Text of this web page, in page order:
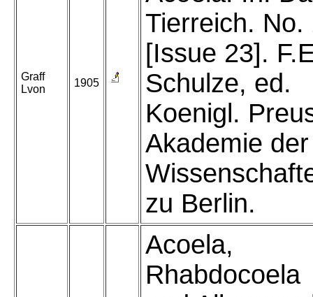
Graff
Lvon
1905
Tierreich. No.
[Issue 23].
Schulze, ed.
Koenigl.
Akademie der
zu Berlin.
Acoela,
Rhabdocoela